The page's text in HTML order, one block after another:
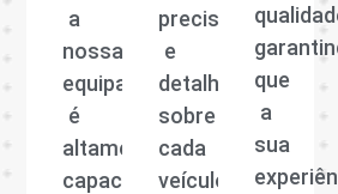
a
nossa
equipa
é
altamente
capacitada
precisas
e
detalhadas
sobre
cada
veículo,
que
a
sua